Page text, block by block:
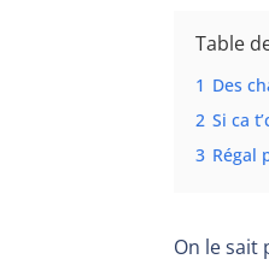
Table
1 Des
2 Si ca
3 Régal
On le sait